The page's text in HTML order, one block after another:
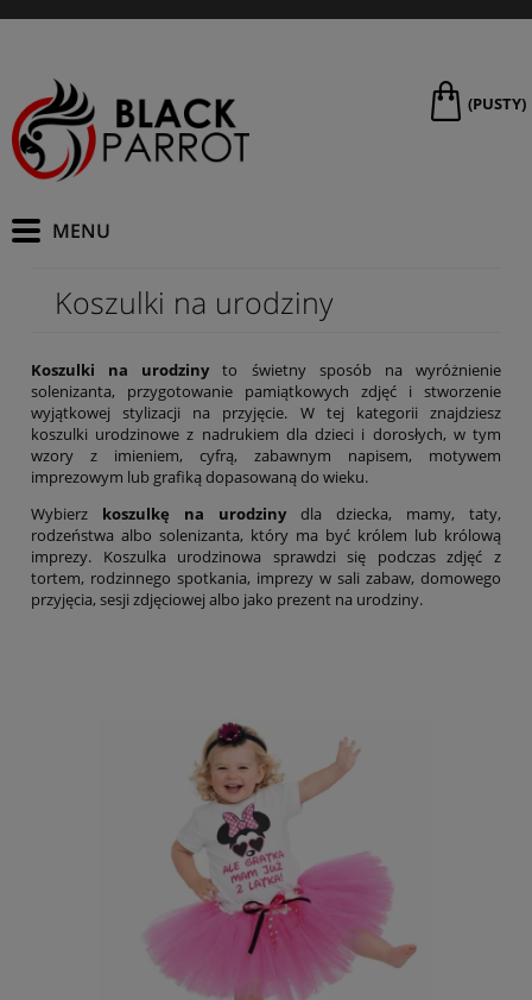
(PUSTY)
Koszulki na urodziny
Koszulki na urodzinyto świetny sposób na wyróżnienie
solenizanta, przygotowanie pamiątkowych zdjęć i stworzenie
wyjątkowej stylizacji na przyjęcie. W tej kategorii znajdziesz
koszulki urodzinowe z nadrukiem dla dzieci i dorosłych, w tym
wzory z imieniem, cyfrą, zabawnym napisem, motywem
imprezowym lub grafiką dopasowaną do wieku.
Wybierz koszulkę na urodzinydla dziecka, mamy, taty,
rodzeństwa albo solenizanta, który ma być królem lub królową
imprezy. Koszulka urodzinowa sprawdzi się podczas zdjęć z
tortem, rodzinnego spotkania, imprezy w sali zabaw, domowego
przyjęcia, sesji zdjęciowej albo jako prezent na urodziny.